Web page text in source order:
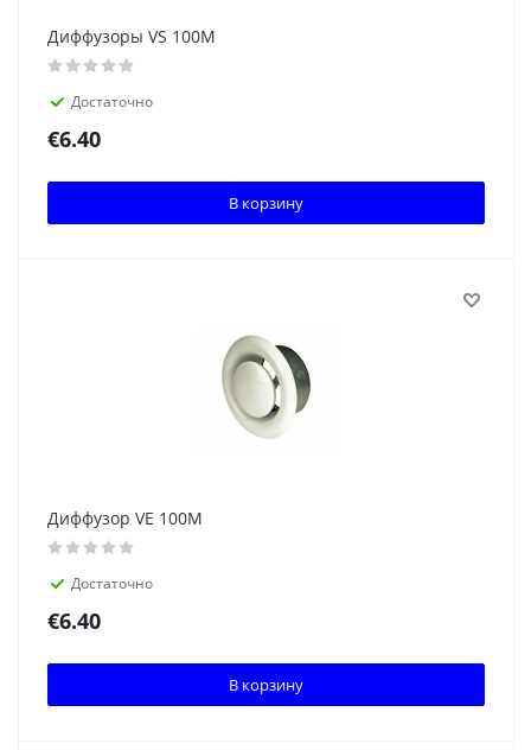
Диффузоры VS 100M
Достаточно
€6.40
В корзину
Диффузор VE 100M
Достаточно
€6.40
В корзину